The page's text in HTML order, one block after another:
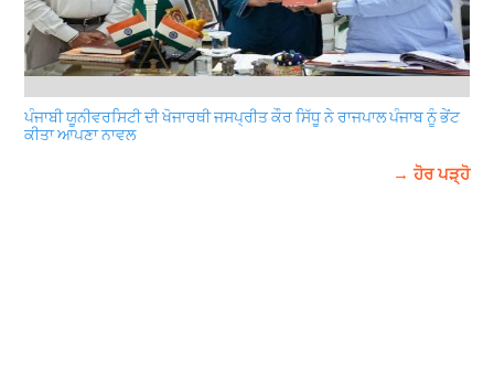
ਪੰਜਾਬੀ ਯੂਨੀਵਰਸਿਟੀ ਦੀ ਖੋਜਾਰਥੀ ਜਸਪ੍ਰੀਤ ਕੌਰ ਸਿੱਧੂ ਨੇ ਰਾਜਪਾਲ ਪੰਜਾਬ ਨੂੰ ਭੇਂਟ
ਕੀਤਾ ਆਪਣਾ ਨਾਵਲ
→ ਹੋਰ ਪੜ੍ਹੋ